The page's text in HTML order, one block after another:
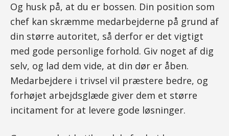
Og husk på, at du er bossen. Din position som
chef kan skræmme medarbejderne på grund af
din større autoritet, så derfor er det vigtigt
med gode personlige forhold. Giv noget af dig
selv, og lad dem vide, at din dør er åben.
Medarbejdere i trivsel vil præstere bedre, og
forhøjet arbejdsglæde giver dem et større
incitament for at levere gode løsninger.